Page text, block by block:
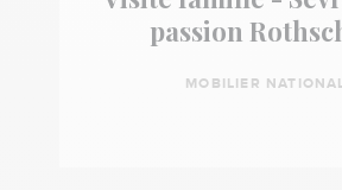
passion
MOBILIER